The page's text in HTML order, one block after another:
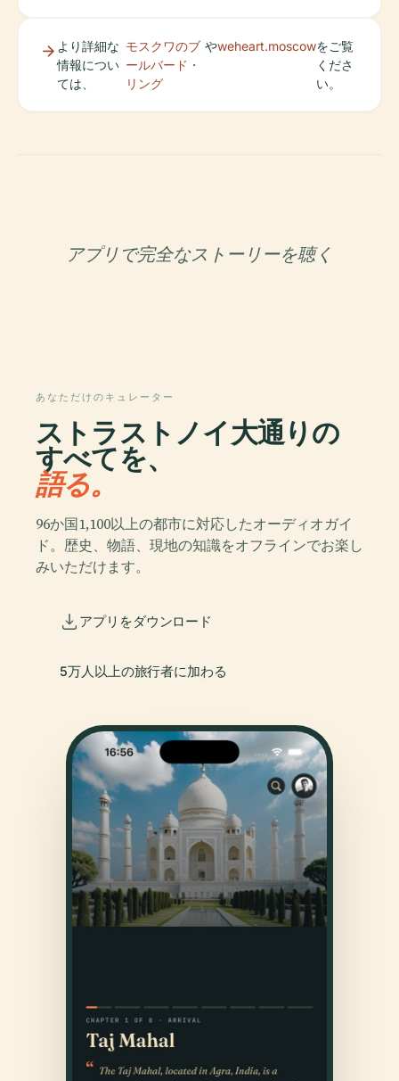
より詳細な
情報につい
ては、
モスクワのブ
ールバード・
リング
やweheart.moscowをご覧
くださ
い。
アプリで完全なストーリーを聴く
あなただけのキュレーター
ストラストノイ大通りの
すべてを、
語る。
96か国1,100以上の都市に対応したオーディオガイ
ド。歴史、物語、現地の知識をオフラインでお楽し
みいただけます。
アプリをダウンロード
5万人以上の旅行者に加わる